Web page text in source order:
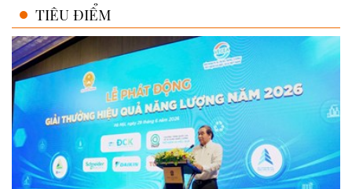
TIÊU ĐIỂM